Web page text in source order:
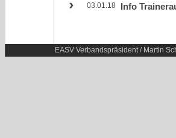
03.01.18 Info
EASV Verbandspräsident / Martin